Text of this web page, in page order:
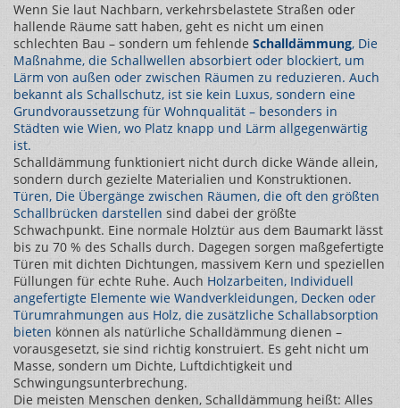
Wenn Sie laut Nachbarn, verkehrsbelastete Straßen oder
hallende Räume satt haben, geht es nicht um einen
schlechten Bau – sondern um fehlende Schalldämmung, Die
Maßnahme, die Schallwellen absorbiert oder blockiert, um
Lärm von außen oder zwischen Räumen zu reduzieren. Auch
bekannt als Schallschutz, ist sie kein Luxus, sondern eine
Grundvoraussetzung für Wohnqualität – besonders in
Städten wie Wien, wo Platz knapp und Lärm allgegenwärtig
ist.
Schalldämmung funktioniert nicht durch dicke Wände allein,
sondern durch gezielte Materialien und Konstruktionen.
Türen, Die Übergänge zwischen Räumen, die oft den größten
Schallbrücken darstellen sind dabei der größte
Schwachpunkt. Eine normale Holztür aus dem Baumarkt lässt
bis zu 70 % des Schalls durch. Dagegen sorgen maßgefertigte
Türen mit dichten Dichtungen, massivem Kern und speziellen
Füllungen für echte Ruhe. Auch Holzarbeiten, Individuell
angefertigte Elemente wie Wandverkleidungen, Decken oder
Türumrahmungen aus Holz, die zusätzliche Schallabsorption
bieten können als natürliche Schalldämmung dienen –
vorausgesetzt, sie sind richtig konstruiert. Es geht nicht um
Masse, sondern um Dichte, Luftdichtigkeit und
Schwingungsunterbrechung.
Die meisten Menschen denken, Schalldämmung heißt: Alles